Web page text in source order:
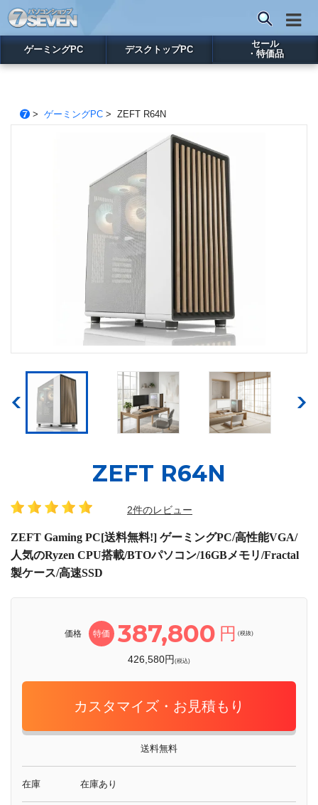
ゲーミングPC デスクトップPC
セール
・特価品
> ゲーミングPC> ZEFT R64N
ZEFT R64N
2件のレビュー
ZEFT Gaming PC[送料無料!] ゲーミングPC/高性能VGA/
人気のRyzen CPU搭載/BTOパソコン/16GBメモリ/Fractal
製ケース/高速SSD
価格 特価 387,800 円 (税抜)
426,580円(税込)
カスタマイズ・お見積もり
送料無料
在庫 在庫あり